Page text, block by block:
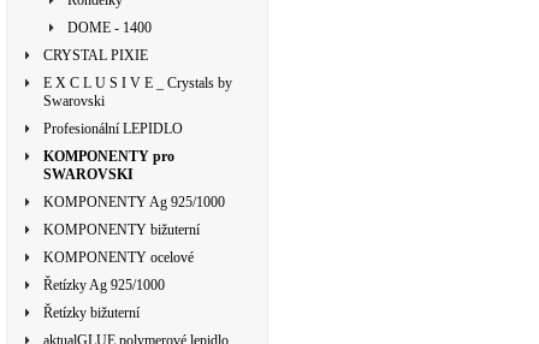
DOME - 1400
CRYSTAL PIXIE
E X C L U S I V E _ Crystals by
Swarovski
Profesionální LEPIDLO
KOMPONENTY pro
SWAROVSKI
KOMPONENTY Ag 925/1000
KOMPONENTY bižuterní
KOMPONENTY ocelové
Řetízky Ag 925/1000
Řetízky bižuterní
aktualGLUE polymerové lepidlo